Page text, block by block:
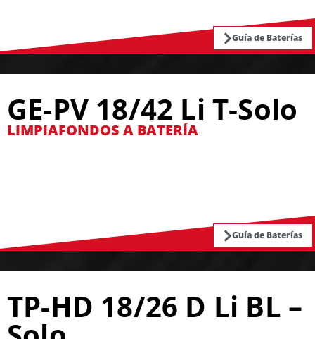
Guía de Baterías
GE-PV 18/42 Li T-Solo
LIMPIAFONDOS A BATERÍA
Guía de Baterías
TP-HD 18/26 D Li BL –